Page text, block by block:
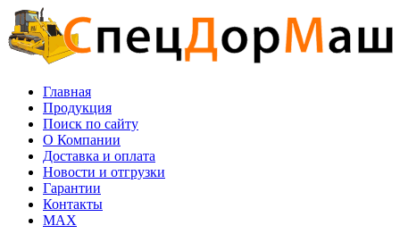
Перейти
к
основному
содержанию
Основная
навигация
Главная
Продукция
Поиск по сайту
O Компании
Доставка и оплата
Новости и отгрузки
Гарантии
Контакты
MAX